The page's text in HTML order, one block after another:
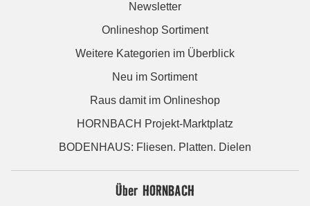
Newsletter
Onlineshop Sortiment
Weitere Kategorien im Überblick
Neu im Sortiment
Raus damit im Onlineshop
HORNBACH Projekt-Marktplatz
BODENHAUS: Fliesen. Platten. Dielen
Über HORNBACH